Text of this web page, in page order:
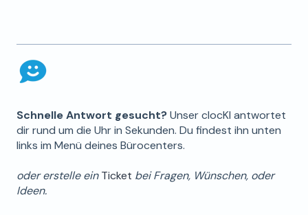
Schnelle Antwort gesucht?Unser clocKI antwortet
dir rund um die Uhr in Sekunden. Du findest ihn unten
links im Menü deines Bürocenters.
oder erstelle einTicket bei Fragen, Wünschen, oder
Ideen.